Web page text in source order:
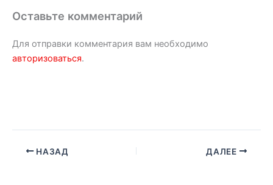
Оставьте комментарий
Для отправки комментария вам необходимо
авторизоваться.
НАЗАД ДАЛЕЕ